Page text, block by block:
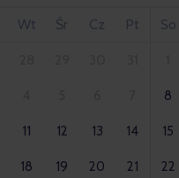
Wt Śr Cz Pt So
8
11 12 13 14 15
18 19 20 21 22